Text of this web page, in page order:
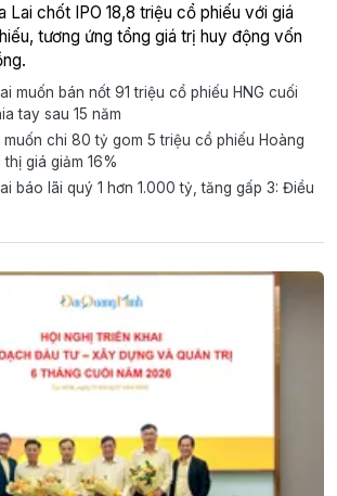
Lai chốt IPO 18,8 triệu cổ phiếu với giá
tương ứng tổng giá trị huy động vốn
muốn bán nốt 91 triệu cổ phiếu HNG cuối
tay sau 15 năm
chi 80 tỷ gom 5 triệu cổ phiếu Hoàng
giá giảm 16%
báo lãi quý 1 hơn 1.000 tỷ, tăng gấp 3: Điều